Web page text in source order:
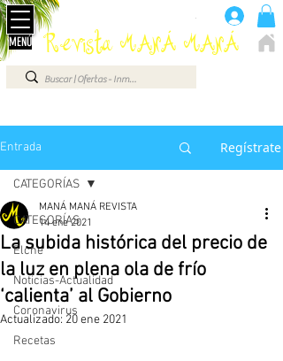
Revista MANÁ MANÁ
Anúnciate aquí 660 07 87 87
.
MENÚ
Entrada Regístrate
CATEGORÍAS
Elche
Noticias-Actualidad
Coronavirus
Recetas
CATEGORÍAS
La subida histórica del precio de
la luz en plena ola de frío
‘calienta’ al Gobierno
MANÁ MANÁ REVISTA
14 ene 2021
Actualizado: 20 ene 2021